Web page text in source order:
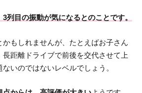
列目の振動が気になるとのことです。
もしれませんが、たとえばお子さん
距離ドライブで前後を交代させて上
いのではないレベルでしょう。